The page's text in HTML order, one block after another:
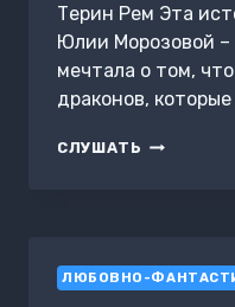
Терин Рем Эта
Юлии Морозовой
мечтала о том,
драконов,
СЛУШАТЬ
ЛЮБОВНО-